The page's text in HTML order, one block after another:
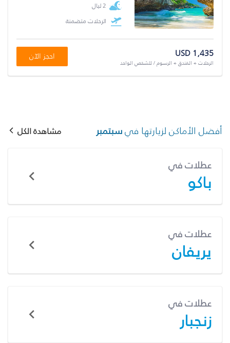
2 ليال
الرحلات متضمنة
USD 1,435
الرحلات + الفندق + الرسوم / للشخص الواحد
احجز الآن
أفضل الأماكن لزيارتها فيسبتمبر مشاهدة الكل
عطلات في
باكو
عطلات في
يريفان
عطلات في
زنجبار